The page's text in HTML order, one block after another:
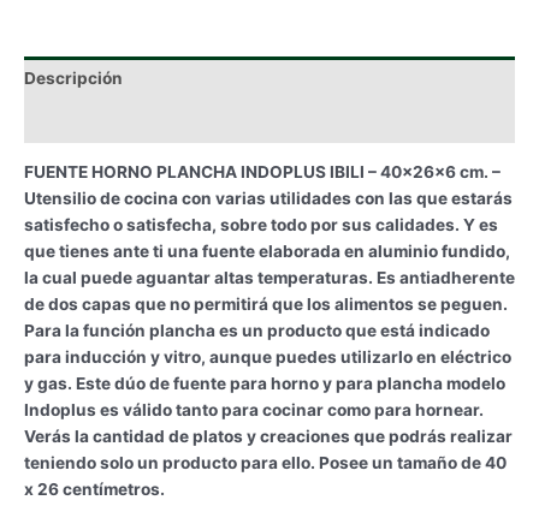
Descripción
FUENTE HORNO PLANCHA INDOPLUS IBILI – 40x26x6 cm. –
Utensilio de cocina con varias utilidades con las que estarás
satisfecho o satisfecha, sobre todo por sus calidades. Y es
que tienes ante ti una fuente elaborada en aluminio fundido,
la cual puede aguantar altas temperaturas. Es antiadherente
de dos capas que no permitirá que los alimentos se peguen.
Para la función plancha es un producto que está indicado
para inducción y vitro, aunque puedes utilizarlo en eléctrico
y gas. Este dúo de fuente para horno y para plancha modelo
Indoplus es válido tanto para cocinar como para hornear.
Verás la cantidad de platos y creaciones que podrás realizar
teniendo solo un producto para ello. Posee un tamaño de 40
x 26 centímetros.